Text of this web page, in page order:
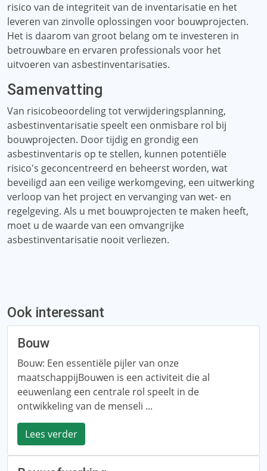
risico van de integriteit van de inventarisatie en het
leveren van zinvolle oplossingen voor bouwprojecten.
Het is daarom van groot belang om te investeren in
betrouwbare en ervaren professionals voor het
uitvoeren van asbestinventarisaties.
Samenvatting
Van risicobeoordeling tot verwijderingsplanning,
asbestinventarisatie speelt een onmisbare rol bij
bouwprojecten. Door tijdig en grondig een
asbestinventaris op te stellen, kunnen potentiële
risico's geconcentreerd en beheerst worden, wat
beveiligd aan een veilige werkomgeving, een uitwerking
verloop van het project en vervanging van wet- en
regelgeving. Als u met bouwprojecten te maken heeft,
moet u de waarde van een omvangrijke
asbestinventarisatie nooit verliezen.
Ook interessant
Bouw
Bouw: Een essentiële pijler van onze
maatschappijBouwen is een activiteit die al
eeuwenlang een centrale rol speelt in de
ontwikkeling van de menseli ...
Lees verder